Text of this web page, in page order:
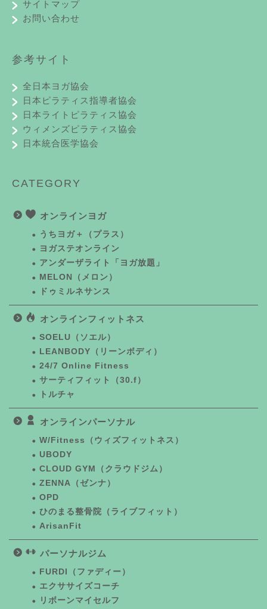
サイトマップ
お問い合わせ
参考サイト
全日本ヨガ協会
日本ピラティス指導者協会
日本ライトピラティス協会
ウィメンズピラティス協会
日本統合医学協会
CATEGORY
オンラインヨガ
うちヨガ＋（プラス）
ヨガステオンライン
アンダーザライト「ヨガ放題」
MELON（メロン）
ドゥミルネサンス
オンラインフィットネス
SOELU（ソエル）
LEANBODY（リーンボディ）
24/7 Online Fitness
サーティフィット（30.f）
トルチャ
オンラインパーソナル
W/Fitness（ウィズフィットネス）
UBODY
CLOUD GYM（クラウドジム）
ZENNA（ゼンナ）
OPD
ひのまる整骨院（ライブフィット）
ArisanFit
パーソナルジム
FURDI（ファディー）
エクササイズコーチ
リボーンマイセルフ